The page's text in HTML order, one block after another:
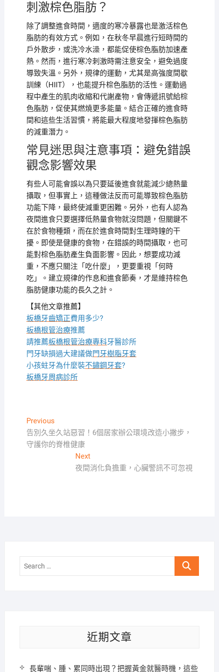
刺激棕色脂肪？
除了調整進食時間，適度的寒冷暴露也是激活棕色
脂肪的有效方式。例如，在秋冬早晨進行短時間的
戶外散步，或洗冷水澡，都能促使棕色脂肪加速產
熱。然而，進行寒冷刺激時需注意安全，避免過度
導致失溫。另外，規律的運動，尤其是高強度間歇
訓練（HIIT），也能提升棕色脂肪的活性。運動過
程中產生的肌肉收縮和代謝產物，會傳遞訊號給棕
色脂肪，促使其燃燒更多能量。結合正確的進食時
間和這些生活習慣，將能最大程度地發揮棕色脂肪
的減重潛力。
常見迷思與注意事項：避免錯誤
觀念影響效果
有些人可能會誤以為只要延後進食就能減少總熱量
攝取，但事實上，這種做法反而可能導致棕色脂肪
功能下降，最終使減重更困難。另外，也有人認為
夜間進食只要選擇低熱量食物就沒問題，但關鍵不
在於食物種類，而在於進食時間對生理時鐘的干
擾。即使是健康的食物，在錯誤的時間攝取，也可
能對棕色脂肪產生負面影響。因此，想要成功減
重，不應只關注「吃什麼」，更要重視「何時
吃」。建立規律的作息和進食節奏，才是維持棕色
脂肪健康功能的長久之計。
【其他文章推薦】
板橋牙齒矯正費用多少?
板橋根管治療推薦
請推薦板橋根管治療專科牙醫診所
門牙缺損過大建議做門牙樹脂牙套
小孩蛀牙為什麼裝不鏽鋼牙套?
板橋牙周病診所
文
章
PreviousPrevious
post:
告別久坐久站惡習！6個居家辦公環境改造小撇步，
守護你的脊椎健康
NextNext
post:
夜間消化負擔重，心臟警訊不可忽視
Search
近期文章
長輩喘、腫、累同時出現？把握黃金就醫時機，這些